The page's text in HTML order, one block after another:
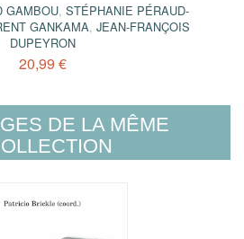
GAMBOU, STÉPHANIE PÉRAUD-
GANKAMA, JEAN-FRANÇOIS
DUPEYRON
20,99 €
DE LA MÊME